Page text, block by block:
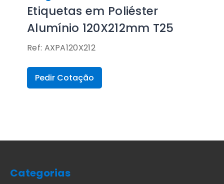
Etiquetas em Poliéster
Alumínio 120X212mm T25
Ref: AXPA120X212
Pedir Cotação
Categorias